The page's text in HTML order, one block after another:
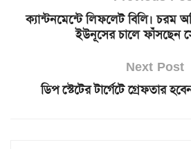
ক্যান্টনমেন্টে লিফলেট বিলি। চরম
ইউনূসের চালে ফাঁসছেন
Next Post
ডিপ স্টেটের টার্গেটে গ্রেফতার